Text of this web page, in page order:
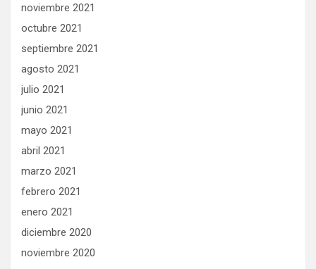
noviembre 2021
octubre 2021
septiembre 2021
agosto 2021
julio 2021
junio 2021
mayo 2021
abril 2021
marzo 2021
febrero 2021
enero 2021
diciembre 2020
noviembre 2020